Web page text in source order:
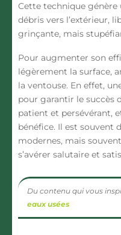
Cette technique génère
débris vers l’extérieur,
grinçante, mais
Pour augmenter son
légèrement la surface,
la ventouse. En effet,
pour garantir le succès
patient et persévérant,
bénéfice. Il est souvent
modernes, mais
s’avérer salutaire et
Du contenu qui vous
eaux usées